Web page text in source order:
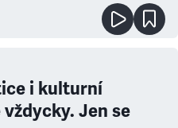
i kulturní
Jen se